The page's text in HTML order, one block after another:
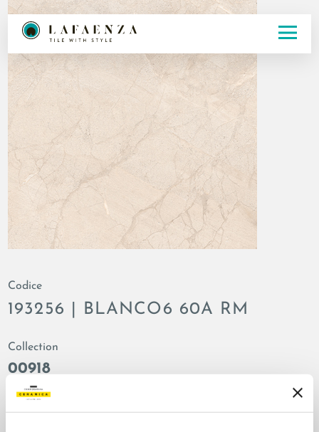
Codice
193256 | BLANCO6 60A RM
Collection
00918
Colors:
Almond
natural